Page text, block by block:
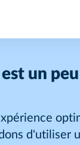
un
d'utiliser